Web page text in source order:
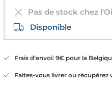
Pas de stock chez
Disponible
Frais d’envoi: 9€ pour la
Faites-vous livrer ou